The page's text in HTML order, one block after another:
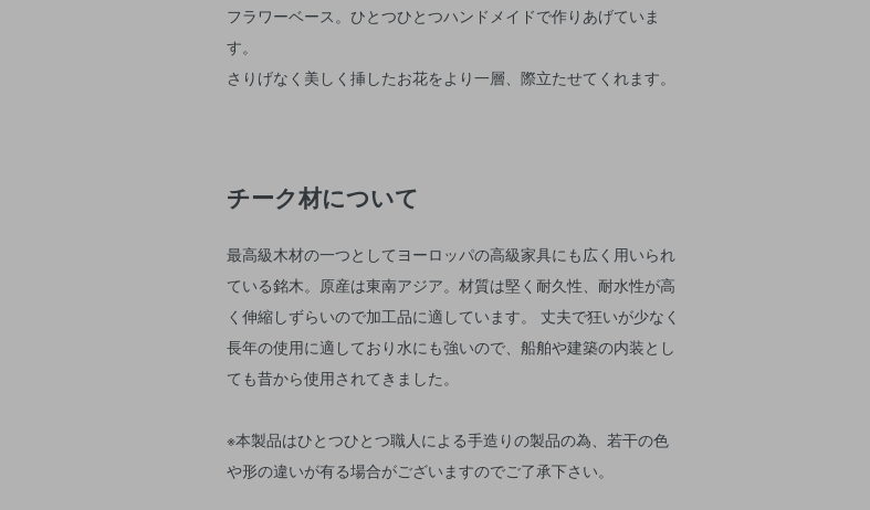
フラワーベース。ひとつひとつハンドメイドで作りあげていま
す。
さりげなく美しく挿したお花をより一層、際立たせてくれます。
チーク材について
最高級木材の一つとしてヨーロッパの高級家具にも広く用いられ
ている銘木。原産は東南アジア。材質は堅く耐久性、耐水性が高
く伸縮しずらいので加工品に適しています。 丈夫で狂いが少なく
長年の使用に適しており水にも強いので、船舶や建築の内装とし
ても昔から使用されてきました。
※本製品はひとつひとつ職人による手造りの製品の為、若干の色
や形の違いが有る場合がございますのでご了承下さい。